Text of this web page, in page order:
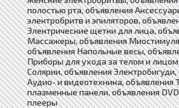
полостью рта, объявления
электробритв и эпиляторов,
Электрические щетки для лица,
Массажеры, объявления
объявления Напольные весы,
Приборы для ухода за телом и
Солярии, объявления
Аудио- и видеотехника, объявления
плазменные панели, объявления
плееры